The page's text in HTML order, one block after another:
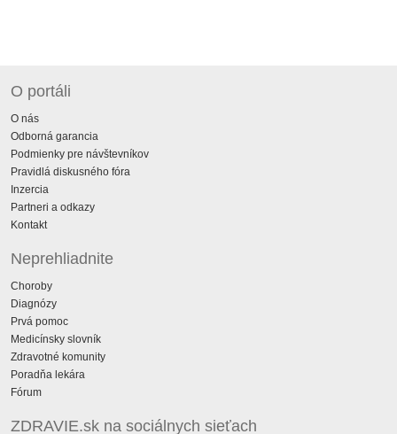
O portáli
O nás
Odborná garancia
Podmienky pre návštevníkov
Pravidlá diskusného fóra
Inzercia
Partneri a odkazy
Kontakt
Neprehliadnite
Choroby
Diagnózy
Prvá pomoc
Medicínsky slovník
Zdravotné komunity
Poradňa lekára
Fórum
ZDRAVIE.sk na sociálnych sieťach